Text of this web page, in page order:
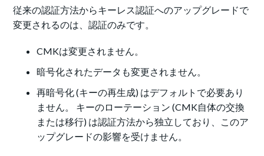
従来の認証方法からキーレス認証へのアップグレードで
変更されるのは、認証のみです。
CMKは変更されません。
暗号化されたデータも変更されません。
再暗号化 (キーの再生成) はデフォルトで必要あり
ません。 キーのローテーション (CMK自体の交換
または移行) は認証方法から独立しており、このア
ップグレードの影響を受けません。